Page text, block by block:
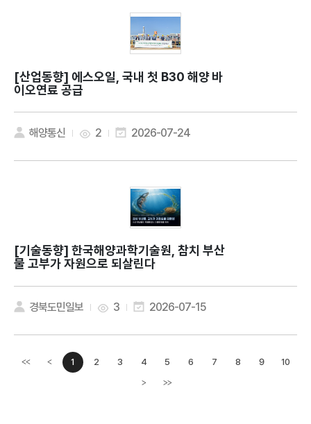
[산업동향]
이오연료 공급
해양통신 2 2026-07-24
[기술동향]
물 고부가 자원으로 되살린다
경북도민일보 3 2026-07-15
<< <이전페이지
1 2 3 4 5 6 7 8 9 10
>다음페이지
>>